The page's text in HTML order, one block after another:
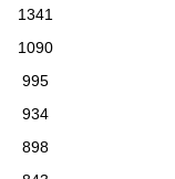
1341
1090
995
934
898